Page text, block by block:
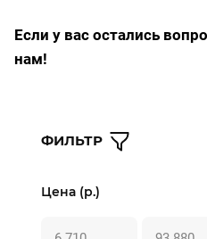
ФИЛЬТР
Цена (р.)
Если у вас остались
нам!